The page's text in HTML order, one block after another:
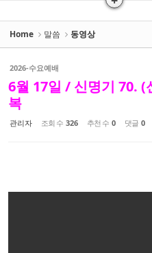
Home 말씀 동영상
2026-수요예배
6월 17일 / 신명기 70. (
복
관리자 조회 수 326 추천 수 0 댓글 0
Sketchbook5,